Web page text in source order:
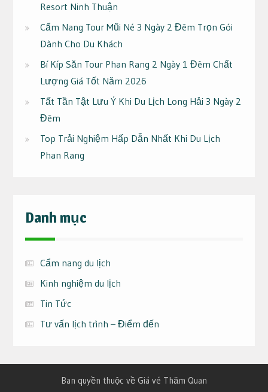
Resort Ninh Thuận
Cẩm Nang Tour Mũi Né 3 Ngày 2 Đêm Trọn Gói
Dành Cho Du Khách
Bí Kíp Săn Tour Phan Rang 2 Ngày 1 Đêm Chất
Lượng Giá Tốt Năm 2026
Tất Tần Tật Lưu Ý Khi Du Lịch Long Hải 3 Ngày 2
Đêm
Top Trải Nghiệm Hấp Dẫn Nhất Khi Du Lịch
Phan Rang
Danh mục
Cẩm nang du lịch
Kinh nghiệm du lịch
Tin Tức
Tư vấn lịch trình – Điểm đến
Ban quyền thuộc về Giá vé Thăm Quan